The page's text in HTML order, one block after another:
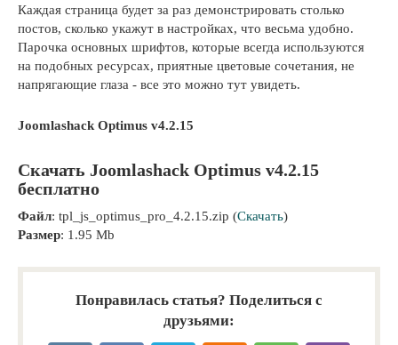
Каждая страница будет за раз демонстрировать столько
постов, сколько укажут в настройках, что весьма удобно.
Парочка основных шрифтов, которые всегда используются
на подобных ресурсах, приятные цветовые сочетания, не
напрягающие глаза - все это можно тут увидеть.
Joomlashack Optimus v4.2.15
Скачать Joomlashack Optimus v4.2.15
бесплатно
Файл: tpl_js_optimus_pro_4.2.15.zip (Скачать)
Размер: 1.95 Mb
Понравилась статья? Поделиться с
друзьями: